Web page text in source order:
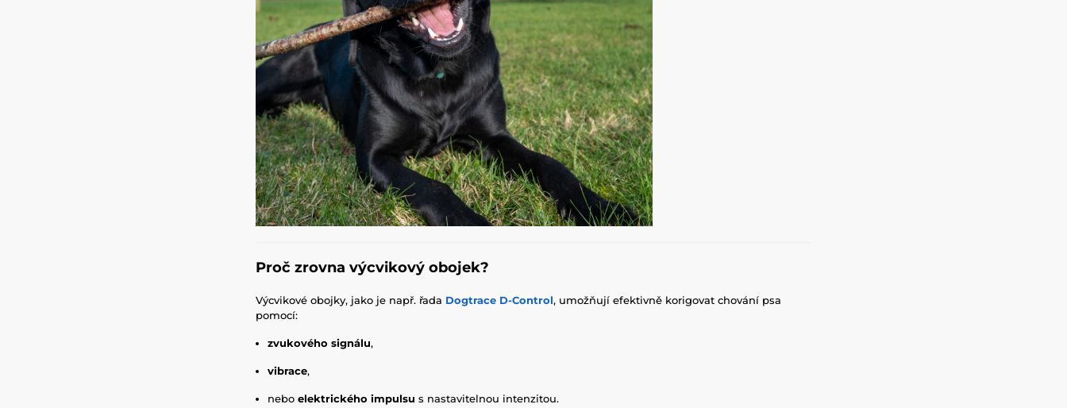
Proč zrovna výcvikový obojek?
Výcvikové obojky, jako je např. řada Dogtrace D-Control, umožňují efektivně korigovat chování psa
pomocí:
zvukového signálu,
vibrace,
nebo elektrického impulsu s nastavitelnou intenzitou.